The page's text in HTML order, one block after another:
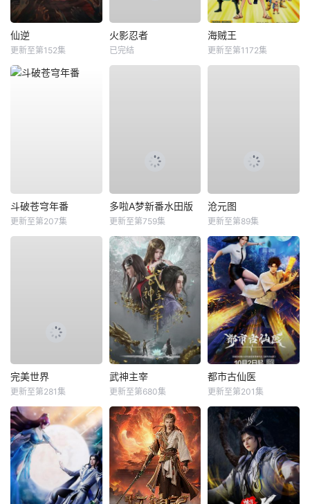
仙逆
更新至第152集
火影忍者
已完结
海贼王
更新至第1172集
斗破苍穹年番
更新至第207集
多啦A梦新番水田版
更新至第759集
沧元图
更新至第89集
完美世界
更新至第281集
武神主宰
更新至第680集
都市古仙医
更新至第201集